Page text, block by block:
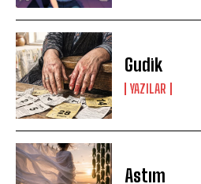
Gudik
YAZILAR
Astım